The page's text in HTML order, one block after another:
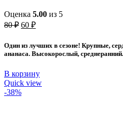
Оценка 5.00 из 5
80₽ Первоначальная
80 ₽.
60 ₽Текущая
60 ₽.
Один из лучших в сезоне! Крупные,
ананаса. Высокорослый,
В корзину
Quick view
-38%